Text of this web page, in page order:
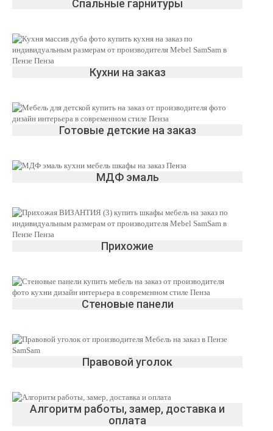
Спальные гарнитуры
Кухни на заказ
Готовые детские на заказ
МДФ эмаль
Прихожие
Стеновые панели
Правовой уголок
Алгоритм работы, замер, доставка и
оплата